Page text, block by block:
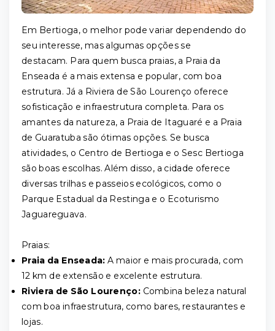
Em Bertioga, o melhor pode variar dependendo do
seu interesse, mas algumas opções se
destacam. Para quem busca praias, a Praia da
Enseada é a mais extensa e popular, com boa
estrutura. Já a Riviera de São Lourenço oferece
sofisticação e infraestrutura completa. Para os
amantes da natureza, a Praia de Itaguaré e a Praia
de Guaratuba são ótimas opções. Se busca
atividades, o Centro de Bertioga e o Sesc Bertioga
são boas escolhas. Além disso, a cidade oferece
diversas trilhas e passeios ecológicos, como o
Parque Estadual da Restinga e o Ecoturismo
Jaguareguava.
Praias:
Praia da Enseada: A maior e mais procurada, com
12 km de extensão e excelente estrutura.
Riviera de São Lourenço:Combina beleza natural
com boa infraestrutura, como bares, restaurantes e
lojas.